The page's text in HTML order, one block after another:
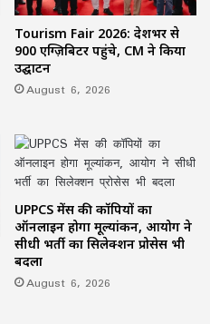
Tourism Fair 2026: देशभर से
900 एग्ज़िबिटर पहुंचे, CM ने किया
उद्घाटन
August 6, 2026
UPPCS मेंस की कॉपियों का
ऑनलाइन होगा मूल्यांकन, आयोग ने
सीधी भर्ती का सिलेक्शन प्रोसेस भी
बदला
August 6, 2026